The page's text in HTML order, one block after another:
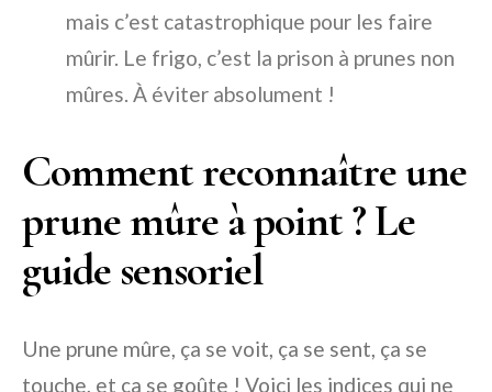
mais c’est catastrophique pour les faire
mûrir. Le frigo, c’est la prison à prunes non
mûres. À éviter absolument !
Comment reconnaître une
prune mûre à point ? Le
guide sensoriel
Une prune mûre, ça se voit, ça se sent, ça se
touche, et ça se goûte ! Voici les indices qui ne